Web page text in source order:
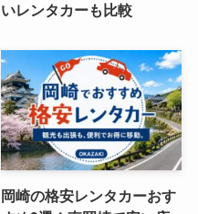
いレンタカーも比較
岡崎の格安レンタカーおす